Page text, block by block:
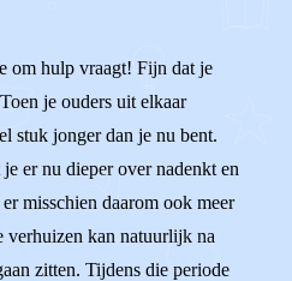
om hulp vraagt! Fijn dat je
je ouders uit elkaar
stuk jonger dan je nu bent.
er nu dieper over nadenkt en
misschien daarom ook meer
verhuizen kan natuurlijk na
zitten. Tijdens die periode